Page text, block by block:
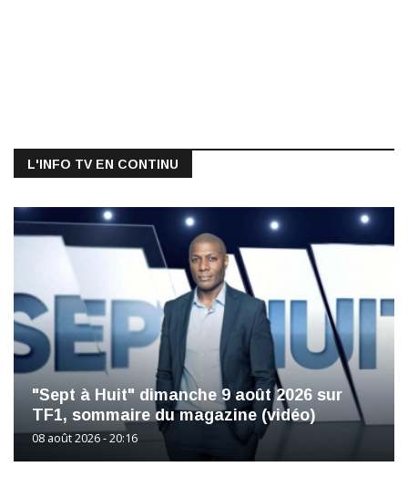
L'INFO TV EN CONTINU
"Sept à Huit" dimanche 9 août 2026 sur
TF1, sommaire du magazine (vidéo)
08 août 2026 - 20:16